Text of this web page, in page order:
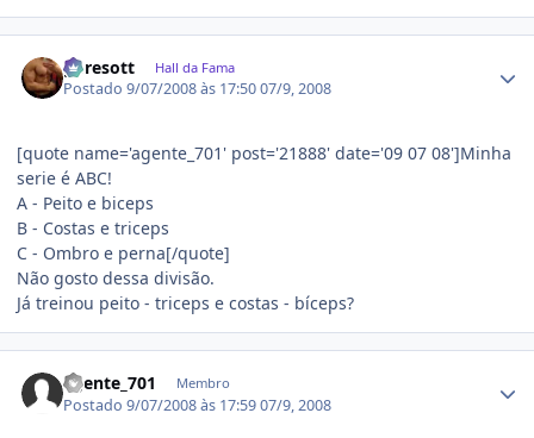
gpresott Hall da Fama
Postado9/07/2008 às 17:5007/9, 2008
[quote name='agente_701' post='21888' date='09 07 08']Minha
serie é ABC!
A - Peito e biceps
B - Costas e triceps
C - Ombro e perna[/quote]
Não gosto dessa divisão.
Já treinou peito - triceps e costas - bíceps?
agente_701 Membro
Postado9/07/2008 às 17:5907/9, 2008